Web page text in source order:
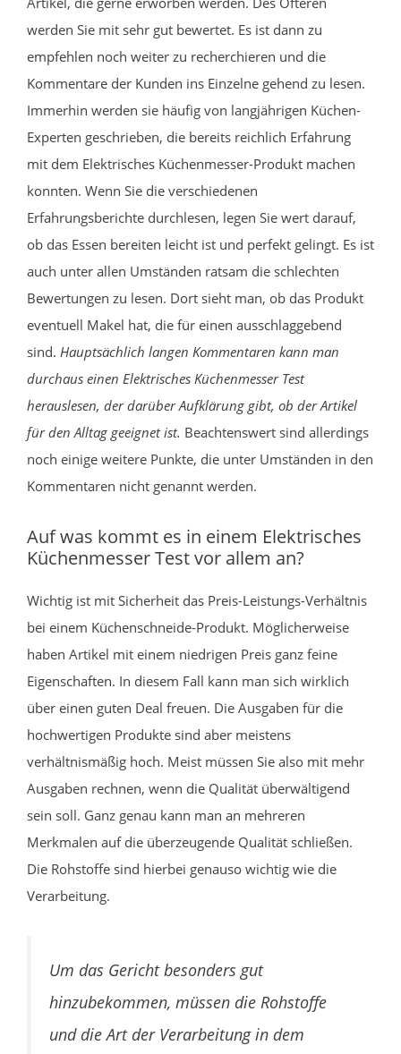
werden Sie mit sehr gut bewertet. Es ist dann zu
empfehlen noch weiter zu recherchieren und die
Kommentare der Kunden ins Einzelne gehend zu lesen.
Immerhin werden sie häufig von langjährigen Küchen-
Experten geschrieben, die bereits reichlich Erfahrung
mit dem Elektrisches Küchenmesser-Produkt machen
konnten. Wenn Sie die verschiedenen
Erfahrungsberichte durchlesen, legen Sie wert darauf,
ob das Essen bereiten leicht ist und perfekt gelingt. Es ist
auch unter allen Umständen ratsam die schlechten
Bewertungen zu lesen. Dort sieht man, ob das Produkt
eventuell Makel hat, die für einen ausschlaggebend
sind. Hauptsächlich langen Kommentaren kann man
durchaus einen Elektrisches Küchenmesser Test
herauslesen, der darüber Aufklärung gibt, ob der Artikel
für den Alltag geeignet ist. Beachtenswert sind allerdings
noch einige weitere Punkte, die unter Umständen in den
Kommentaren nicht genannt werden.
Auf was kommt es in einem Elektrisches
Küchenmesser Test vor allem an?
Wichtig ist mit Sicherheit das Preis-Leistungs-Verhältnis
bei einem Küchenschneide-Produkt. Möglicherweise
haben Artikel mit einem niedrigen Preis ganz feine
Eigenschaften. In diesem Fall kann man sich wirklich
über einen guten Deal freuen. Die Ausgaben für die
hochwertigen Produkte sind aber meistens
verhältnismäßig hoch. Meist müssen Sie also mit mehr
Ausgaben rechnen, wenn die Qualität überwältigend
sein soll. Ganz genau kann man an mehreren
Merkmalen auf die überzeugende Qualität schließen.
Die Rohstoffe sind hierbei genauso wichtig wie die
Verarbeitung.
Um das Gericht besonders gut
hinzubekommen, müssen die Rohstoffe
und die Art der Verarbeitung in dem